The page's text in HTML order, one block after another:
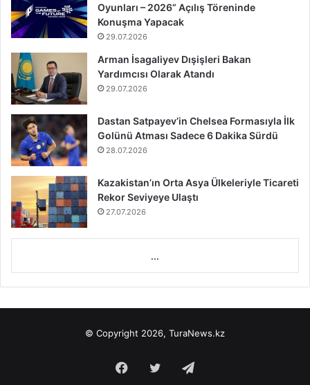
Oyunları – 2026” Açılış Töreninde
Konuşma Yapacak
29.07.2026
Arman İsagaliyev Dışişleri Bakan
Yardımcısı Olarak Atandı
29.07.2026
Dastan Satpayev’in Chelsea Formasıyla İlk
Golünü Atması Sadece 6 Dakika Sürdü
28.07.2026
Kazakistan’ın Orta Asya Ülkeleriyle Ticareti
Rekor Seviyeye Ulaştı
27.07.2026
...
© Copyright 2026, TuraNews.kz
Facebook
Twitter